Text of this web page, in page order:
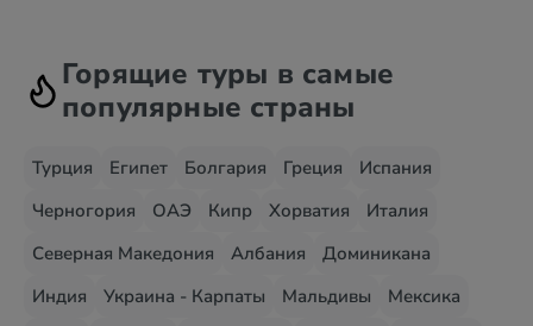
Горящие туры в самые
популярные страны
Турция Египет Болгария Греция
Испания
Черногория
ОАЭ Кипр Хорватия
Италия
Северная Македония
Албания
Доминикана
Индия
Украина - Карпаты Мальдивы
Мексика